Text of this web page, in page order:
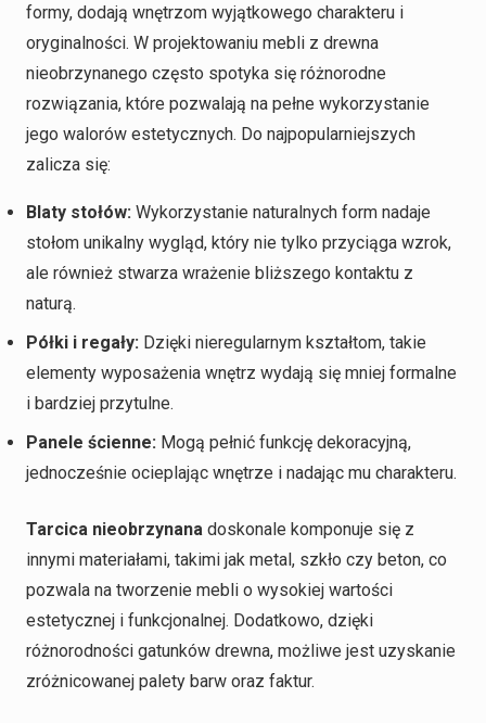
formy, dodają wnętrzom wyjątkowego charakteru i
oryginalności. W projektowaniu mebli z drewna
nieobrzynanego często spotyka się różnorodne
rozwiązania, które pozwalają na pełne wykorzystanie
jego walorów estetycznych. Do najpopularniejszych
zalicza się:
Blaty stołów: Wykorzystanie naturalnych form nadaje
stołom unikalny wygląd, który nie tylko przyciąga wzrok,
ale również stwarza wrażenie bliższego kontaktu z
naturą.
Półki i regały: Dzięki nieregularnym kształtom, takie
elementy wyposażenia wnętrz wydają się mniej formalne
i bardziej przytulne.
Panele ścienne: Mogą pełnić funkcję dekoracyjną,
jednocześnie ocieplając wnętrze i nadając mu charakteru.
Tarcica nieobrzynana doskonale komponuje się z
innymi materiałami, takimi jak metal, szkło czy beton, co
pozwala na tworzenie mebli o wysokiej wartości
estetycznej i funkcjonalnej. Dodatkowo, dzięki
różnorodności gatunków drewna, możliwe jest uzyskanie
zróżnicowanej palety barw oraz faktur.